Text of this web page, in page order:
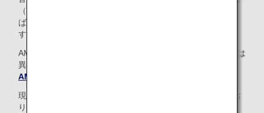
（10桁）とAMCパスワード（4桁）を入力していただけれ
ば、「ダイヤモンドサービス」デスクにおつなぎいたしま
す。
AMCパスワード（4桁）は、Webパスワード（8～16桁）とは
異なりますので、ご注意ください。
AMCパスワードをお忘れの方へ
現在、カスタマーサポートの一部を在宅勤務にて運用してお
ります。